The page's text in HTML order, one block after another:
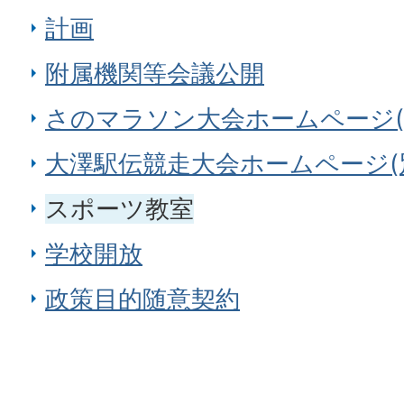
計画
附属機関等会議公開
さのマラソン大会ホームページ
大澤駅伝競走大会ホームページ
スポーツ教室
学校開放
政策目的随意契約